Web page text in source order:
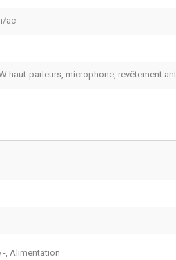
ac
haut-parleurs, microphone, revêtement
-, Alimentation